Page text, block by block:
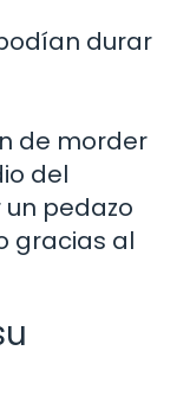
durar
de morder
del
pedazo
gracias al